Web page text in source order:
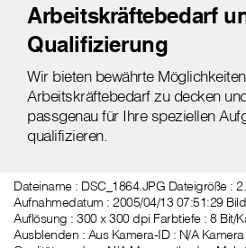
Arbeitskräftebedarf
Qualifizierung
Wir bieten bewährte
Arbeitskräftebedarf zu decken
passgenau für Ihre speziellen
qualifizieren.
Dateiname : DSC_1864.JPG Dateigröße :
Aufnahmedatum : 2005/04/13 07:51:29
Auflösung : 300 x 300 dpi Farbtiefe : 8 Bit/
Ausblenden : Aus Kamera-ID : N/A